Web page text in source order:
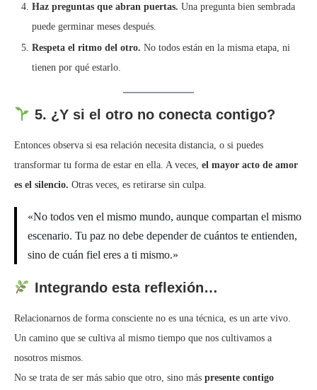
Haz preguntas que abran puertas. Una pregunta bien sembrada
puede germinar meses después.
Respeta el ritmo del otro. No todos están en la misma etapa, ni
tienen por qué estarlo.
5. ¿Y si el otro no conecta contigo?
Entonces observa si esa relación necesita distancia, o si puedes
transformar tu forma de estar en ella. A veces, el mayor acto de amor
es el silencio. Otras veces, es retirarse sin culpa.
«No todos ven el mismo mundo, aunque compartan el mismo
escenario. Tu paz no debe depender de cuántos te entienden,
sino de cuán fiel eres a ti mismo.»
Integrando esta reflexión…
Relacionarnos de forma consciente no es una técnica, es un arte vivo.
Un camino que se cultiva al mismo tiempo que nos cultivamos a
nosotros mismos.
No se trata de ser más sabio que otro, sino más presente contigo